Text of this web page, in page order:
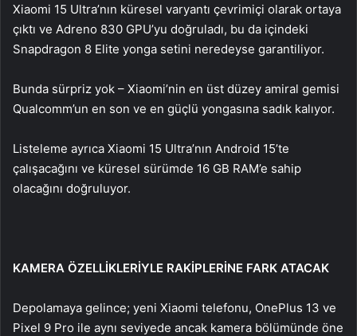
Xiaomi 15 Ultra’nın küresel varyantı çevrimiçi olarak ortaya
çıktı ve Adreno 830 GPU’yu doğruladı, bu da içindeki
Snapdragon 8 Elite yonga setini neredeyse garantiliyor.
Bunda sürpriz yok – Xiaomi’nin en üst düzey amiral gemisi
Qualcomm’un en son ve en güçlü yongasına sadık kalıyor.
Listeleme ayrıca Xiaomi 15 Ultra’nın Android 15’te
çalışacağını ve küresel sürümde 16 GB RAM’e sahip
olacağını doğruluyor.
KAMERA ÖZELLİKLERİYLE RAKİPLERİNE FARK ATACAK
Depolamaya gelince; yeni Xiaomi telefonu, OnePlus 13 ve
Pixel 9 Pro ile aynı seviyede ancak kamera bölümünde öne